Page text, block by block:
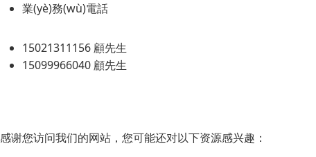
業(yè)務(wù)電話
15021311156 顧先生
15099966040 顧先生
感谢您访问我们的网站，您可能还对以下资源感兴趣：